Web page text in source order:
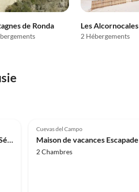
de Ronda Les Alcornocales
2 Hébergements
Maison de vacances Escapade à Séville avec terrasse
Cuevas del Campo
2 Chambres